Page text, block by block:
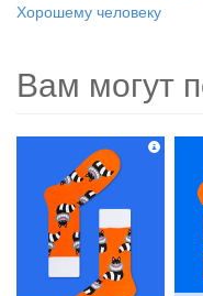
Хорошему человеку
Вам могут